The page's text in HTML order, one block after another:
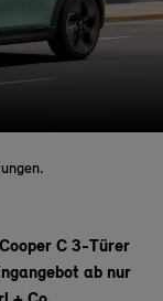
C 3-Türer
ab nur